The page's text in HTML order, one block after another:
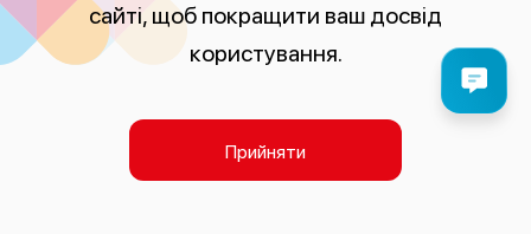
сайті, щоб покращити ваш досвід
користування.
Прийняти